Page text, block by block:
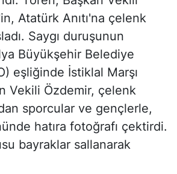
Atatürk Anıtı'na çelenk
Saygı duruşunun
Büyükşehir Belediye
eşliğinde İstiklal Marşı
Vekili Özdemir, çelenk
sporcular ve gençlerle,
hatıra fotoğrafı çektirdi.
bayraklar sallanarak